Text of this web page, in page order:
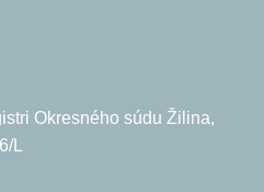
Okresného súdu Žilina,
L